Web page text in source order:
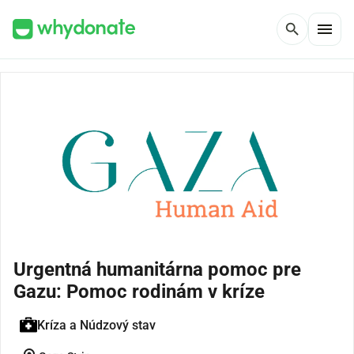
search menu
Urgentná humanitárna pomoc pre
Gazu: Pomoc rodinám v kríze
Kríza a Núdzový stav